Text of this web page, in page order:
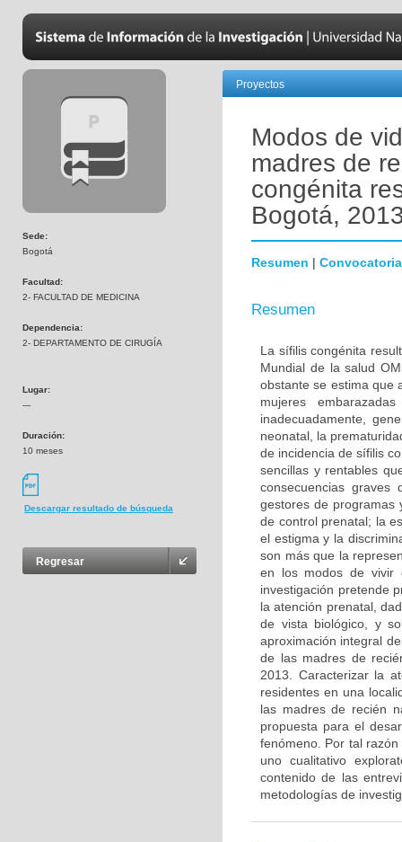
Sede:
Bogotá
Facultad:
2- FACULTAD DE MEDICINA
Dependencia:
2- DEPARTAMENTO DE CIRUGÍA
Lugar:
---
Duración:
10 meses
Descargar resultado de búsqueda
Regresar
Proyectos
Modos de
madres de
congénita
Bogotá,
Resumen | Convocatoria
Resumen
La sífilis congénita
Mundial de la salud
obstante se estima que
mujeres
inadecuadamente,
neonatal, la
de incidencia de sífilis
sencillas y rentables
consecuencias
gestores de programas
de control prenatal; la
el estigma y la
son más que la
en los modos de vivir
investigación pretende
la atención prenatal,
de vista biológico, y
aproximación integral
de las madres de
2013. Caracterizar la
residentes en una
las madres de recién
propuesta para el
fenómeno. Por tal
uno cualitativo
contenido de las
metodologías de